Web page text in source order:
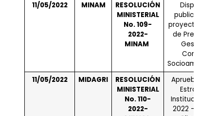
11/05/2022 MINAM
RESOLUCIÓN
MINISTERIAL
No. 109-
2022-
MINAM
Disponen la
publicación
proyecto de
de
Gestión de
Conflictos
11/05/2022
MIDAGRI
RESOLUCIÓN
MINISTERIAL
No. 110-
2022-
Aprueban el
Estratégico
Institucional
2022 – 2026